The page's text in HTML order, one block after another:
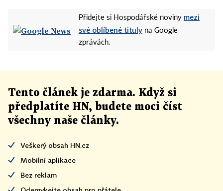
Přidejte si Hospodářské noviny mezi
své oblíbené tituly na Google
zprávách.
Tento článek je zdarma. Když si
předplatíte HN, budete moci číst
všechny naše články.
Veškerý obsah HN.cz
Mobilní aplikace
Bez reklam